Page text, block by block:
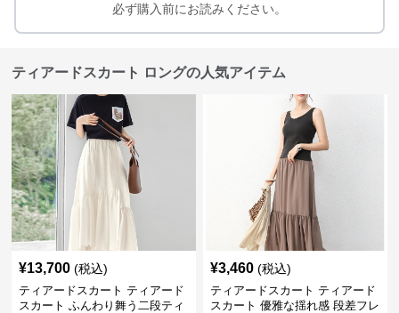
必ず購入前にお読みください。
ティアードスカート ロングの人気アイテム
¥13,700 (税込)
ティアードスカート ティアード
スカート ふんわり舞う二段ティ
¥3,460 (税込)
ティアードスカート ティアード
スカート 優雅な揺れ感 段差フレ